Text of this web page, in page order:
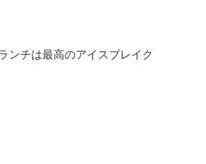
ンチは最高のアイスブレイク